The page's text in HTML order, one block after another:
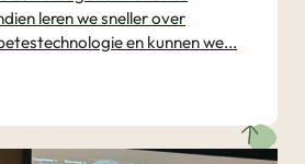
leren we sneller over
en kunnen we...